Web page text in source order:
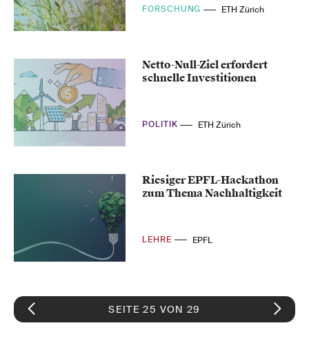
FORSCHUNG ETH Zürich
Netto-Null-Ziel erfordert
schnelle Investitionen
POLITIK ETH Zürich
Riesiger EPFL-Hackathon
zum Thema Nachhaltigkeit
LEHRE EPFL
SEITE 25 VON 29